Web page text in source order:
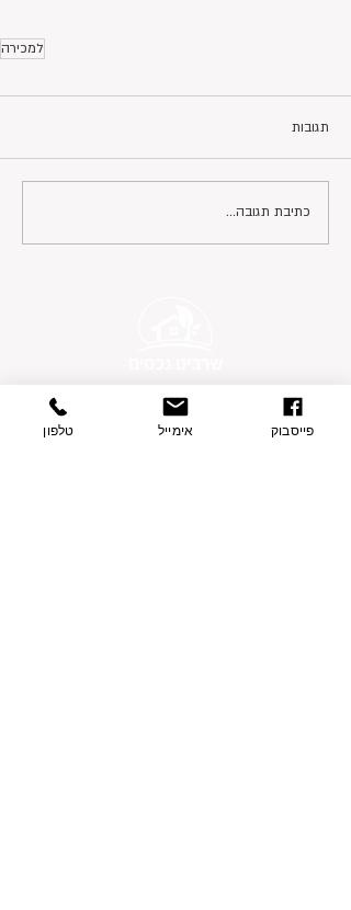
למכירה
תגובות
כתיבת תגובה...
פרטי התקשרות
בצת 2, הוד השרון
טלפון אימייל פייסבוק